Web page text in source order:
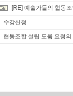
[RE] 예술가들의 협동
수강신청
협동조합 설립 도움 요청의